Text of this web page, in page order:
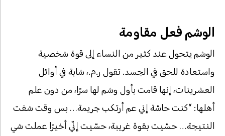
الوشم فعل مقاومة
الوشم يتحول عند كثير من النساء إلى قوة شخصية
واستعادة للحق في الجسد. تقول ر.م.، شابة في أوائل
العشرينات، إنها قامت بأول وشم لها سرًا، من دون علم
أهلها: “كنت حاسّة إني عم أرتكب جريمة… بس وقت شفت
النتيجة… حسّيت بقوة غريبة، حسّيت إنّي أخيرًا عملت شي